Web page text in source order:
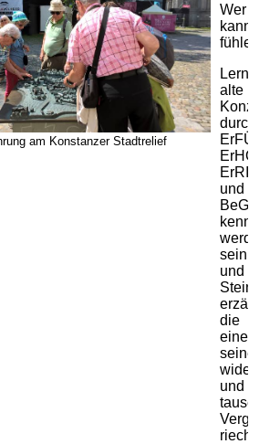
am Konstanzer Stadtrelief
Wer
fühlen!
Lernen
alte
durch
und
werden
sein,
und
Steine
die
eines
seine
und
riechen!